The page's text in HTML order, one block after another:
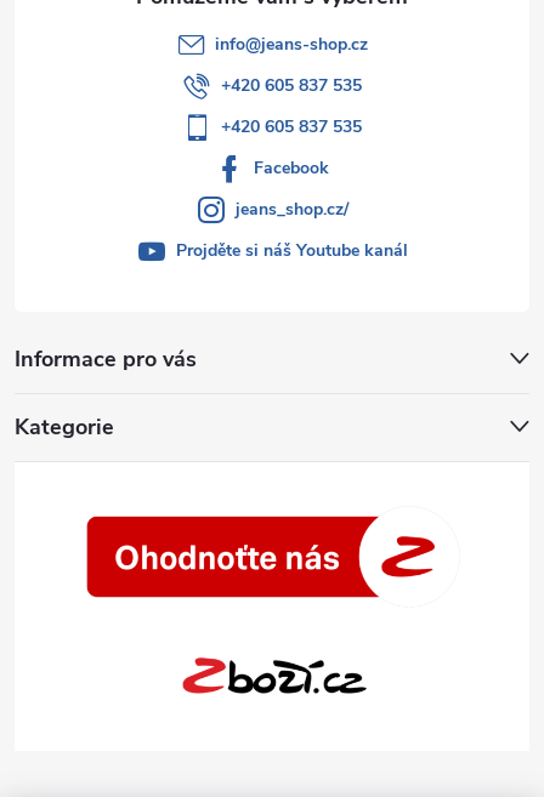
Informace pro vás
Kategorie
info@jeans-shop.cz
+420 605 837 535
+420 605 837 535
Facebook
jeans_shop.cz/
Projděte si náš Youtube kanál